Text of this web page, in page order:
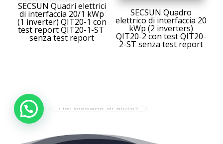
SECSUN Quadri elettrici
di interfaccia 20/1 kWp
(1 inverter) QIT20-1 con
test report QIT20-1-ST
senza test report
SECSUN Quadro
elettrico di interfaccia 20
kWp (2 inverters)
QIT20-2 con test QIT20-
2-ST senza test report
Hai bisogno di aiuto?